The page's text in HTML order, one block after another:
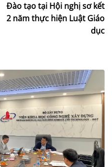
Đào tạo tại Hội nghị sơ kết
2 năm thực hiện Luật Giáo
dục